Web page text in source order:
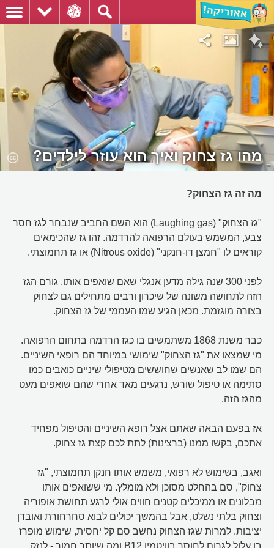
מהו גז צחוק ואיך הוא עוזר לילדים?
מה זה גז הצחוק?
"גז הצחוק" (Laughing gas) הוא השם החביב שנבחר לגז חסר
צבע, המשמש בעולם הרפואה להרדמה. זהו גז שהכימאים
קוראים לו "חמצן דו-חנקני" (Nitrous oxide) או גז תחמוצתי.
לפני 300 שנה גילה מדען אנגלי שאם שואפים אותו, גורם הגז
הזה לתחושה משונה של שיכרון ורבים מתחילים גם לצחוק
בצורה מוגזמת. מכאן הגיע שמו העממי של גז הצחוק.
כבר משנת 1868 משתמשים בו כגז הרדמה בתחום הרפואה.
מי שמצאו את "גז הצחוק" שימושי במיוחד הם רופאי השיניים.
הם שמו לב שאנשים שחוששים מטיפולי שיניים כואבים כמו
סתימה או טיפול שורש, נרגעים מאד אחרי שהם שואפים מעט
מהגז הזה.
אז בפעם הבאה שאתם אצל רופא השיניים והטיפול מפחיד
אתכם, בקשו ממנו (ברצינות) לתת לכם קצת גז צחוק.
ואגב, בשימוש לא רפואי, משמש אותו חנקן תחמוצתי, "גז
צחוק", סם בהחלט מסוכן ולא מומלץ. מי ששואפים אותו
מבלונים או ממיכלים קטנים חווים אולי לרגע תחושת אופוריה
וצחוק בלתי נשלט, אבל בהמשך יכולים לבוא סחרחורת ואובדן
יציבות. למרות שגז הצחוק נחשב סם קל יחסית, שימוש מופרז
בו עלול לגרום לחוסר בוויטמין B12 ומה שיותר חמור - לנזק